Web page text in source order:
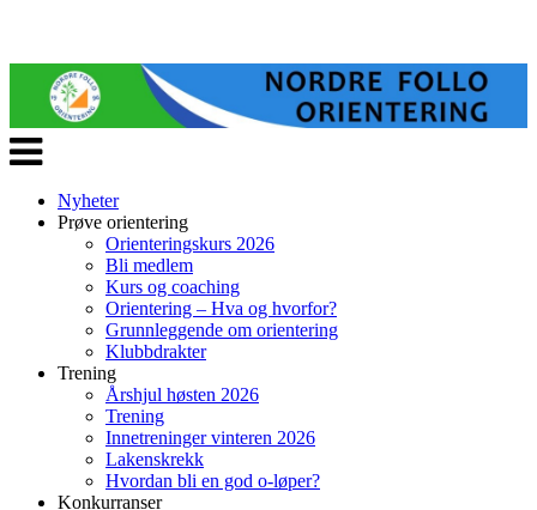
Veksle
navigasjon
Nyheter
Prøve orientering
Orienteringskurs 2026
Bli medlem
Kurs og coaching
Orientering – Hva og hvorfor?
Grunnleggende om orientering
Klubbdrakter
Trening
Årshjul høsten 2026
Trening
Innetreninger vinteren 2026
Lakenskrekk
Hvordan bli en god o-løper?
Konkurranser